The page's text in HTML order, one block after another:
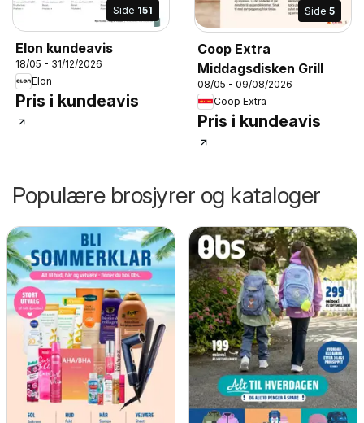
Side 151
Elon kundeavis
18/05 - 31/12/2026
Elon
Pris i kundeavis
Side 5
Coop Extra
Middagsdisken Grill
08/05 - 09/08/2026
Coop Extra
Pris i kundeavis
Populære brosjyrer og kataloger